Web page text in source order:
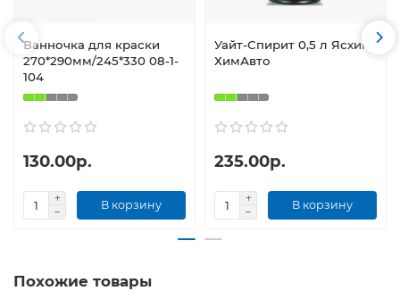
Ванночка для краски
270*290мм/245*330 08-1-
104
130.00р.
В корзину
Уайт-Спирит 0,5 л Ясхим/
ХимАвто
235.00р.
В корзину
Похожие товары